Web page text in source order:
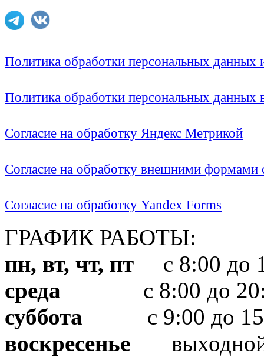
Политика обработки персональных
Политика обработки персональных
Согласие на обработку Яндекс Метрикой
Согласие на обработку внешними формами
Согласие на обработку Yandex Forms
ГРАФИК РАБОТЫ:
пн, вт, чт, пт с 8:00 до
среда с 8:00 до
суббота с 9:00 до
воскресенье